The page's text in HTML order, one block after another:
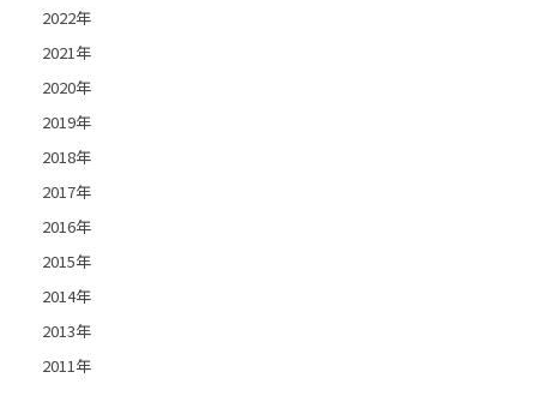
2022年
2021年
2020年
2019年
2018年
2017年
2016年
2015年
2014年
2013年
2011年